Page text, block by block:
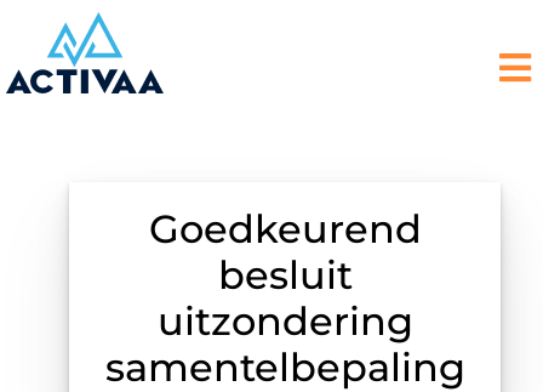
Goedkeurend
besluit
uitzondering
samentelbepaling